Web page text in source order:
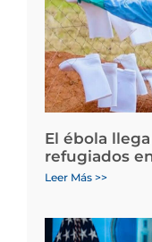
El ébola
refugiados
Leer Más >>